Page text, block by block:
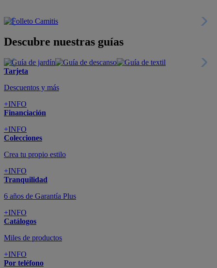
Descubre nuestras guías
Tarjeta
Descuentos y más
+INFO
Financiación
+INFO
Colecciones
Crea tu propio estilo
+INFO
Tranquilidad
6 años de Garantía Plus
+INFO
Catálogos
Miles de productos
+INFO
Por teléfono